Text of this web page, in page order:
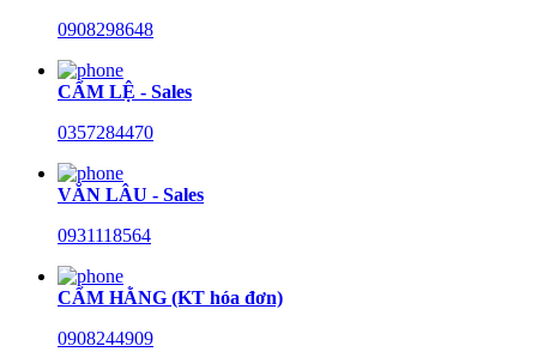
0908298648
CẨM LỆ - Sales
0357284470
VĂN LÂU - Sales
0931118564
CẨM HẰNG (KT hóa đơn)
0908244909